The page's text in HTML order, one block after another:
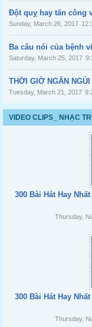
Đột quỵ hay tấn công
Sunday, March 26, 2017
Ba câu nói của bệnh
Saturday, March 25, 2017
THỜI GIỜ NGẮN NGỦI
Tuesday, March 21, 2017
VIDEO CLIPS_ NHẠC
300 Bài Hát Hay
Thursday,
300 Bài Hát Hay
Thursday,